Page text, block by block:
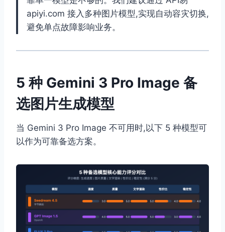
apiyi.com 接入多种图片模型,实现自动容灾切换,
避免单点故障影响业务。
5 种 Gemini 3 Pro Image 备
选图片生成模型
当 Gemini 3 Pro Image 不可用时,以下 5 种模型可
以作为可靠备选方案。